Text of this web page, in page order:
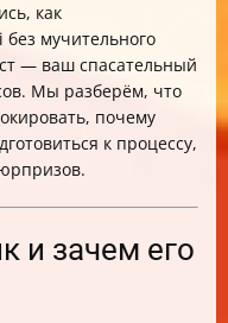
Xiaomi без ожидания
нужно сделать
через Mi
или аккаунт
и блокировки
как
без мучительного
— ваш спасательный
Мы разберём, что
почему
к процессу,
и зачем его